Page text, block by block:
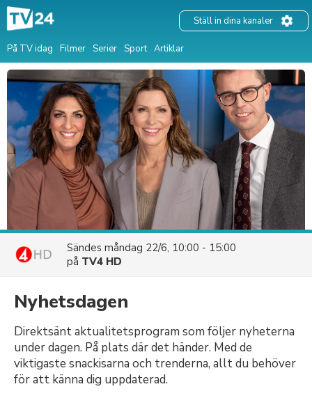
På TV idag Filmer Serier Sport Artiklar
Ställ in dina kanaler
Sändes måndag 22/6, 10:00 - 15:00
på TV4 HD
Nyhetsdagen
Direktsänt aktualitetsprogram som följer nyheterna
under dagen. På plats där det händer. Med de
viktigaste snackisarna och trenderna, allt du behöver
för att känna dig uppdaterad.